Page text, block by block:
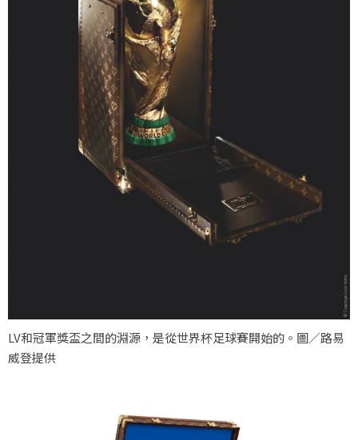
LV和冠軍獎盃之間的淵源，是從世界杯足球賽開始的。圖／路易
威登提供